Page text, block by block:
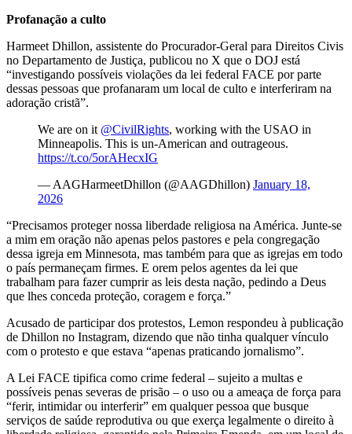
Profanação a culto
Harmeet Dhillon, assistente do Procurador-Geral para Direitos Civis
no Departamento de Justiça, publicou no X que o DOJ está
“investigando possíveis violações da lei federal FACE por parte
dessas pessoas que profanaram um local de culto e interferiram na
adoração cristã”.
We are on it @CivilRights, working with the USAO in
Minneapolis. This is un-American and outrageous.
https://t.co/5orAHecxIG
— AAGHarmeetDhillon (@AAGDhillon) January 18,
2026
“Precisamos proteger nossa liberdade religiosa na América. Junte-se
a mim em oração não apenas pelos pastores e pela congregação
dessa igreja em Minnesota, mas também para que as igrejas em todo
o país permaneçam firmes. E orem pelos agentes da lei que
trabalham para fazer cumprir as leis desta nação, pedindo a Deus
que lhes conceda proteção, coragem e força.”
Acusado de participar dos protestos, Lemon respondeu à publicação
de Dhillon no Instagram, dizendo que não tinha qualquer vínculo
com o protesto e que estava “apenas praticando jornalismo”.
A Lei FACE tipifica como crime federal – sujeito a multas e
possíveis penas severas de prisão – o uso ou a ameaça de força para
“ferir, intimidar ou interferir” em qualquer pessoa que busque
serviços de saúde reprodutiva ou que exerça legalmente o direito à